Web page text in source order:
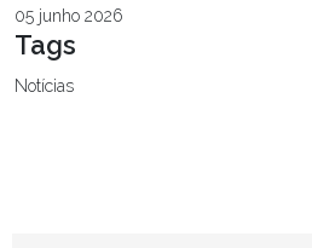
05 junho 2026
Tags
Notícias